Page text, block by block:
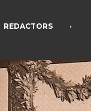
REDACTORS •